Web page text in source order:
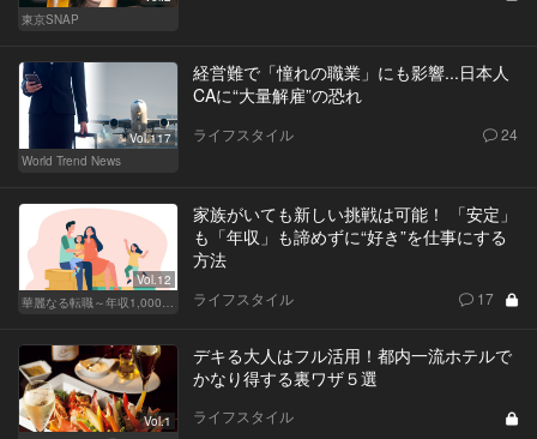
東京SNAP
Vol.117
World Trend News
経営難で「憧れの職業」にも影響...日本人
CAに“大量解雇”の恐れ
ライフスタイル 24
Vol.12
華麗なる転職～年収1,000万超の道～
家族がいても新しい挑戦は可能！ 「安定」
も「年収」も諦めずに“好き”を仕事にする
方法
ライフスタイル 17
Vol.1
デキる大人はフル活用！都内一流ホテルで
かなり得する裏ワザ５選
ライフスタイル